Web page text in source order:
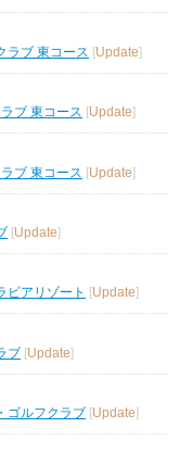
ラブ 東コース [Update]
ブ 東コース [Update]
ブ 東コース [Update]
[Update]
ビアリゾート
Update
ブ [Update]
ゴルフクラブ
Update